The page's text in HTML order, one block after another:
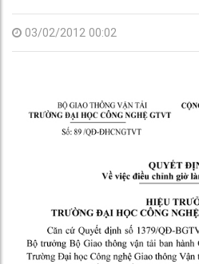
03/02/2012 00:02